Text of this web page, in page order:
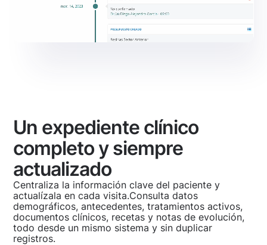
Un expediente clínico
completo y siempre
actualizado
Centraliza la información clave del paciente y
actualízala en cada visita.Consulta datos
demográficos, antecedentes, tratamientos activos,
documentos clínicos, recetas y notas de evolución,
todo desde un mismo sistema y sin duplicar
registros.